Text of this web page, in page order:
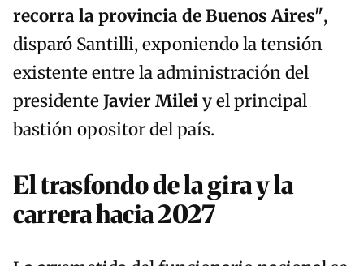
recorra la provincia de Buenos Aires",
disparó Santilli, exponiendo la tensión
existente entre la administración del
presidenteJavier Mileiy el principal
bastión opositor del país.
El trasfondo de la gira y la
carrera hacia 2027